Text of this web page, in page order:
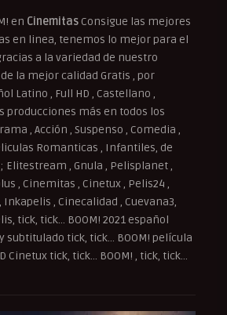
en Cinemitas Consigue las mejores
en linea, tenemos lo mejor para el
a la variedad de nuestro
la mejor calidad Gratis , por
Latino , Full HD , Castellano ,
producciones más en todos los
, Acción , Suspenso , Comedia ,
Romanticas , Infantiles, de
, Gnula , Pelisplanet ,
, Cinemitas , Cinetux , Pelis24 ,
Inkapelis , Cinecalidad , Cuevana3,
tick, tick… BOOM! 2021 español
subtitulado tick, tick… BOOM! película
Cinetux tick, tick… BOOM! , tick, tick…